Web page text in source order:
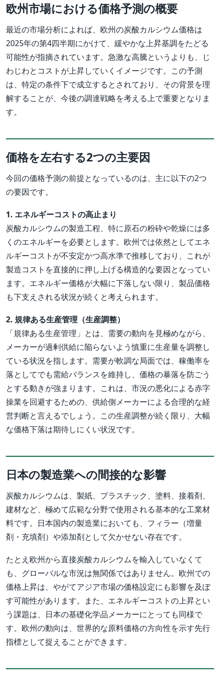
欧州市場における価格予測の概要
最近の市場分析によれば、欧州の炭酸カルシウム価格は
2025年の第4四半期にかけて、緩やかな上昇基調をたどる
可能性が指摘されています。急激な高騰というよりも、じ
わじわとコストが上昇していくイメージです。この予測
は、特定の条件下で成立するとされており、その背景を理
解することが、今後の調達戦略を考える上で重要となりま
す。
価格を左右する2つの主要因
今回の価格予測の前提となっているのは、主に以下の2つ
の要因です。
1. エネルギーコストの高止まり
炭酸カルシウムの製造工程、特に原石の粉砕や乾燥には多
くのエネルギーを必要とします。欧州では依然としてエネ
ルギーコストが不安定かつ高水準で推移しており、これが
製造コストを直接的に押し上げる構造的な要因となってい
ます。エネルギー価格が大幅に下落しない限り、製品価格
も下支えされる状況が続くと考えられます。
2. 規律ある生産管理（生産調整）
「規律ある生産管理」とは、需要の動向を見極めながら、
メーカーが過剰供給に陥らないよう慎重に生産量を調整し
ている状況を指します。需要が軟調な局面では、稼働率を
落としてでも需給バランスを維持し、価格の暴落を防ごう
とする動きが強まります。これは、市況の悪化による赤字
操業を回避するための、供給側メーカーによる合理的な経
営判断と言えるでしょう。この生産調整が続く限り、大幅
な価格下落は期待しにくい状況です。
日本の製造業への間接的な影響
炭酸カルシウムは、製紙、プラスチック、塗料、接着剤、
建材など、極めて広範な分野で使用される基本的な工業材
料です。日本国内の製造業においても、フィラー（増量
剤・充填剤）や添加剤として欠かせない存在です。
たとえ欧州から直接炭酸カルシウムを輸入していなくて
も、グローバルな市況は無関係ではありません。欧州での
価格上昇は、やがてアジア市場の価格設定にも影響を及ぼ
す可能性があります。また、エネルギーコストの上昇とい
う課題は、日本の基礎化学品メーカーにとっても同様で
す。欧州の動向は、世界的な原料価格の方向性を示す先行
指標として捉えることができます。